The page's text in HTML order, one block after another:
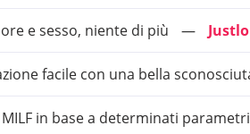
e sesso, niente di più Justlo
facile con una bella
in base a determinati parametri